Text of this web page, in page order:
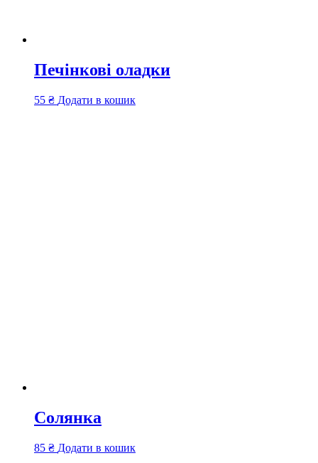
Печінкові оладки
55 ₴ Додати в кошик
Солянка
85 ₴ Додати в кошик